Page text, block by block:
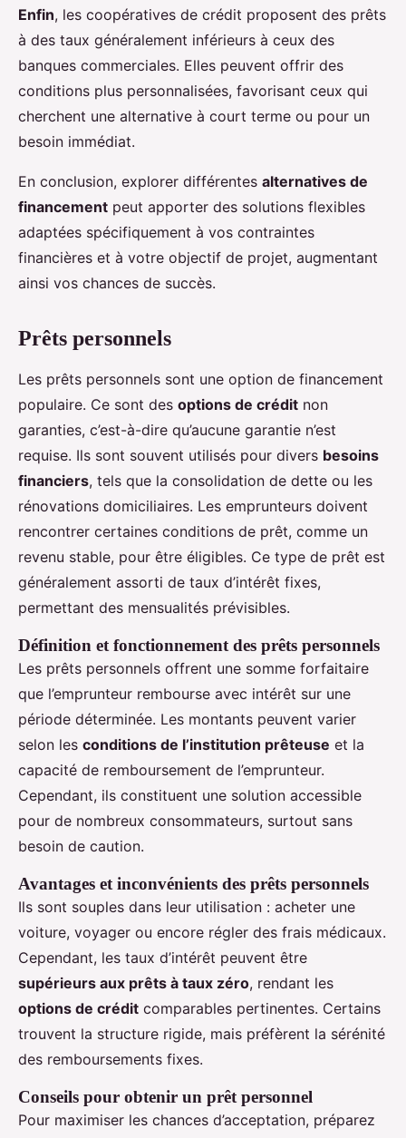
Enfin, les coopératives de crédit proposent des prêts
à des taux généralement inférieurs à ceux des
banques commerciales. Elles peuvent offrir des
conditions plus personnalisées, favorisant ceux qui
cherchent une alternative à court terme ou pour un
besoin immédiat.
En conclusion, explorer différentes alternatives de
financement peut apporter des solutions flexibles
adaptées spécifiquement à vos contraintes
financières et à votre objectif de projet, augmentant
ainsi vos chances de succès.
Prêts personnels
Les prêts personnels sont une option de financement
populaire. Ce sont des options de crédit non
garanties, c’est-à-dire qu’aucune garantie n’est
requise. Ils sont souvent utilisés pour divers besoins
financiers, tels que la consolidation de dette ou les
rénovations domiciliaires. Les emprunteurs doivent
rencontrer certaines conditions de prêt, comme un
revenu stable, pour être éligibles. Ce type de prêt est
généralement assorti de taux d’intérêt fixes,
permettant des mensualités prévisibles.
Définition et fonctionnement des prêts personnels
Les prêts personnels offrent une somme forfaitaire
que l’emprunteur rembourse avec intérêt sur une
période déterminée. Les montants peuvent varier
selon les conditions de l’institution prêteuse et la
capacité de remboursement de l’emprunteur.
Cependant, ils constituent une solution accessible
pour de nombreux consommateurs, surtout sans
besoin de caution.
Avantages et inconvénients des prêts personnels
Ils sont souples dans leur utilisation : acheter une
voiture, voyager ou encore régler des frais médicaux.
Cependant, les taux d’intérêt peuvent être
supérieurs aux prêts à taux zéro, rendant les
options de crédit comparables pertinentes. Certains
trouvent la structure rigide, mais préfèrent la sérénité
des remboursements fixes.
Conseils pour obtenir un prêt personnel
Pour maximiser les chances d’acceptation, préparez